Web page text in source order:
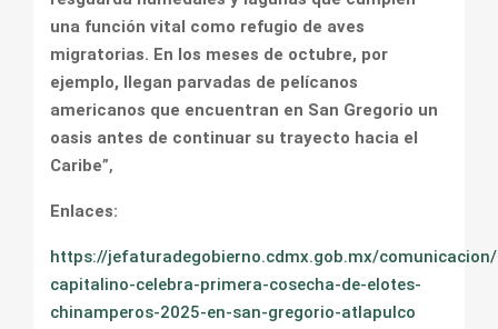
una función vital como refugio de aves
migratorias. En los meses de octubre, por
ejemplo, llegan parvadas de pelícanos
americanos que encuentran en San Gregorio un
oasis antes de continuar su trayecto hacia el
Caribe”,
Enlaces:
https://jefaturadegobierno.cdmx.gob.mx/
capitalino-celebra-primera-cosecha-de-elotes-
chinamperos-2025-en-san-gregorio-atlapulco